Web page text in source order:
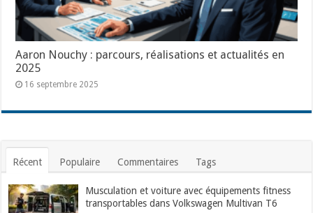
Aaron Nouchy : parcours, réalisations et actualités en
2025
16 septembre 2025
Récent Populaire Commentaires Tags
Musculation et voiture avec équipements fitness
transportables dans Volkswagen Multivan T6